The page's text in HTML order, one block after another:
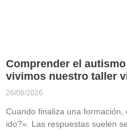
Comprender el
vivimos nuestro taller
26/06/2026
Cuando finaliza una
ido?». Las respuestas suelen